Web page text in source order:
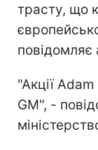
трасту, що
повідомляє
"Акції
GM", -